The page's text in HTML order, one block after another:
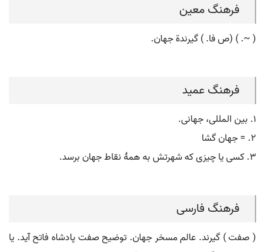
فرهنگ معین
( ~. ) (ص فا. ) گیرندة جهان.
فرهنگ عمید
۱. بین المللی، جهانی.
۲. = جهان گشا
۳. کسی یا چیزی که شهرتش به همۀ نقاط جهان برسد.
فرهنگ فارسی
( صفت ) گیرند. عالم مسخر جهان. توضیح صفت پادشاه فاتح آید. یا